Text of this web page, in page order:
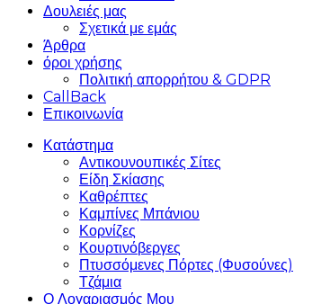
Δουλειές μας
Σχετικά με εμάς
Άρθρα
όροι χρήσης
Πολιτική απορρήτου & GDPR
CallBack
Επικοινωνία
Κατάστημα
Αντικουνουπικές Σίτες
Είδη Σκίασης
Καθρέπτες
Καμπίνες Μπάνιου
Κορνίζες
Κουρτινόβεργες
Πτυσσόμενες Πόρτες (Φυσούνες)
Τζάμια
Ο Λογαριασμός Μου